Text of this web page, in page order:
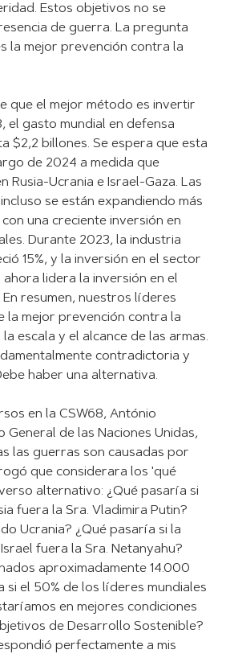
Estos objetivos no se
de guerra. La pregunta
la mejor prevención contra la
que el mejor método es invertir
el gasto mundial en defensa
$2,2 billones. Se espera que esta
de 2024 a medida que
Rusia-Ucrania e Israel-Gaza. Las
se están expandiendo más
una creciente inversión en
Durante 2023, la industria
15%, y la inversión en el sector
lidera la inversión en el
resumen, nuestros líderes
la mejor prevención contra la
escala y el alcance de las armas.
contradictoria y
haber una alternativa.
en la CSW68, António
General de las Naciones Unidas,
las guerras son causadas por
que considerara los 'qué
alternativo: ¿Qué pasaría si
fuera la Sra. Vladimira Putin?
Ucrania? ¿Qué pasaría si la
fuera la Sra. Netanyahu?
aproximadamente 14.000
si el 50% de los líderes mundiales
en mejores condiciones
de Desarrollo Sostenible?
perfectamente a mis